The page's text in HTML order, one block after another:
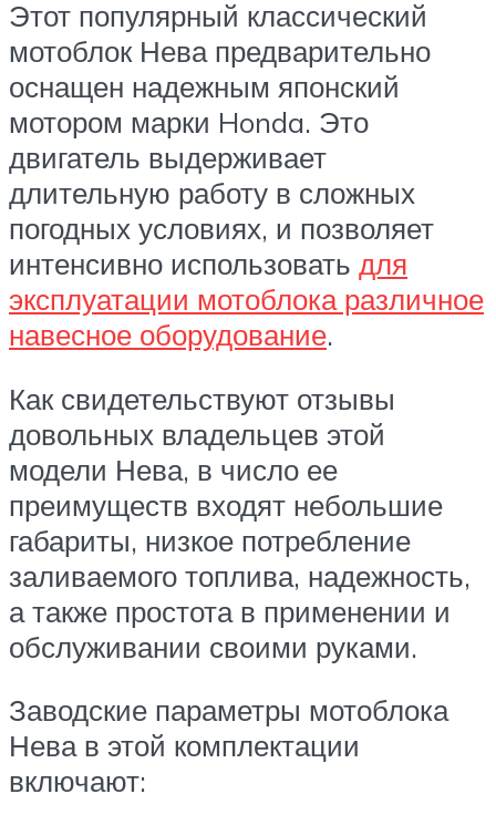
Этот популярный классический
мотоблок Нева предварительно
оснащен надежным японский
мотором марки Honda. Это
двигатель выдерживает
длительную работу в сложных
погодных условиях, и позволяет
интенсивно использовать для
эксплуатации мотоблока различное
навесное оборудование.
Как свидетельствуют отзывы
довольных владельцев этой
модели Нева, в число ее
преимуществ входят небольшие
габариты, низкое потребление
заливаемого топлива, надежность,
а также простота в применении и
обслуживании своими руками.
Заводские параметры мотоблока
Нева в этой комплектации
включают: